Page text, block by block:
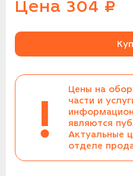
Цена 304 ₽
!
Цены на
части и
являются
Актуальные
отделе